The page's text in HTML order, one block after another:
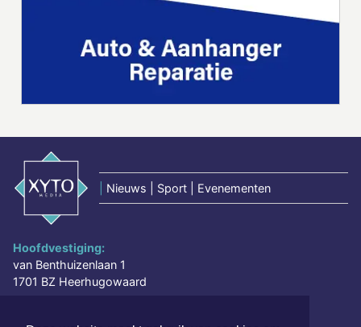
Nieuws | Sport | Evenementen
Hoofdvestiging:
van Benthuizenlaan 1
1701 BZ Heerhugowaard